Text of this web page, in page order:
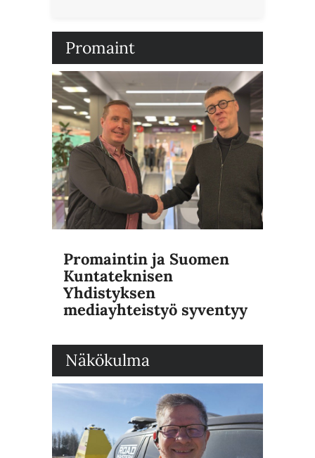
Promaint
Promaintin ja Suomen
Kuntateknisen
Yhdistyksen
mediayhteistyö syventyy
Näkökulma